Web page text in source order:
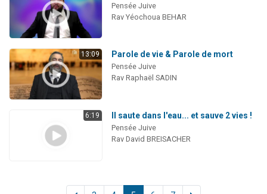
Pensée Juive
Rav Yéochoua BEHAR
13:09 Parole de vie & Parole de mort
Pensée Juive
Rav Raphaël SADIN
6:19 Il saute dans l'eau... et sauve 2 vies !
Pensée Juive
Rav David BREISACHER